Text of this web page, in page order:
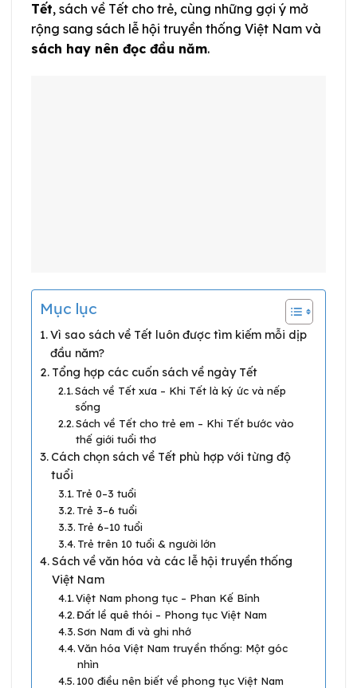
Tết, sách về Tết cho trẻ, cùng những gợi ý mở
rộng sang sách lễ hội truyền thống Việt Nam và
sách hay nên đọc đầu năm.
Mục lục
Vì sao sách về Tết luôn được tìm kiếm mỗi dịp
đầu năm?
Tổng hợp các cuốn sách về ngày Tết
Sách về Tết xưa – Khi Tết là ký ức và nếp
sống
Sách về Tết cho trẻ em – Khi Tết bước vào
thế giới tuổi thơ
Cách chọn sách về Tết phù hợp với từng độ
tuổi
Trẻ 0–3 tuổi
Trẻ 3–6 tuổi
Trẻ 6–10 tuổi
Trẻ trên 10 tuổi & người lớn
Sách về văn hóa và các lễ hội truyền thống
Việt Nam
Việt Nam phong tục – Phan Kế Bính
Đất lề quê thói – Phong tục Việt Nam
Sơn Nam đi và ghi nhớ
Văn hóa Việt Nam truyền thống: Một góc
nhìn
100 điều nên biết về phong tục Việt Nam